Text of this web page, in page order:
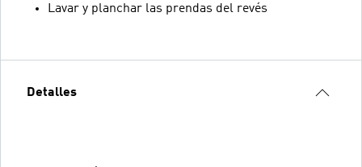
Lavar y planchar las prendas del revés
Detalles